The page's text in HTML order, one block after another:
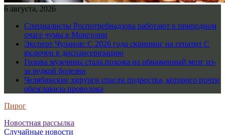
6 августа, 2026
Специалисты Роспотребнадзора работают в природном
очаге чумы в Монголии
Эксперт Чуланов: С 2026 года скрининг на гепатит С
включен в диспансеризацию
Голова мужчины стала похожа на обнаженный мозг из-
за редкой болезни
Челябинские хирурги спасли подростка, которого почти
обезглавила проволока
Пирог
Новостная рассылка
Случайные новости